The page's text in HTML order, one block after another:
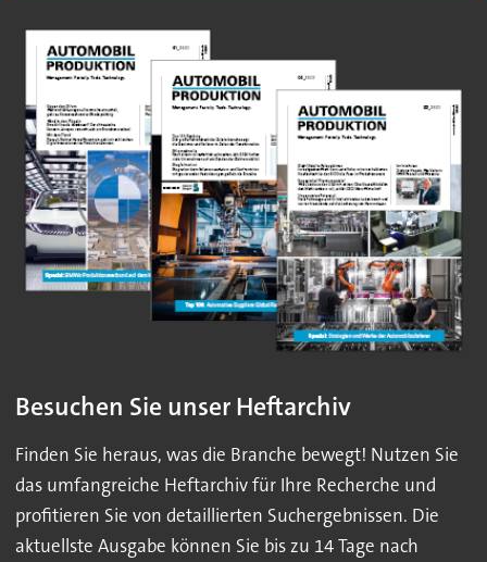
Besuchen Sie unser Heftarchiv
Finden Sie heraus, was die Branche bewegt! Nutzen Sie
das umfangreiche Heftarchiv für Ihre Recherche und
profitieren Sie von detaillierten Suchergebnissen. Die
aktuellste Ausgabe können Sie bis zu 14 Tage nach